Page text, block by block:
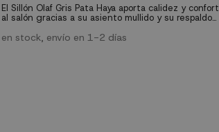
El Sillón Olaf Gris Pata Haya aporta calidez y confort
al salón gracias a su asiento mullido y su respaldo
patas de madera de haya natural lo convierten en
en stock, envío en 1-2 días